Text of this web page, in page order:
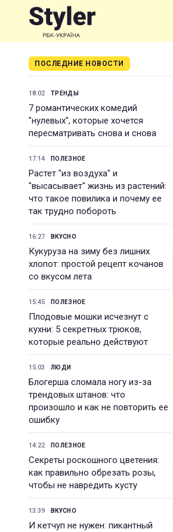
ПОСЛЕДНИЕ НОВОСТИ
18:02 ТРЕНДЫ
7 романтических комедий
"нулевых", которые хочется
пересматривать снова и снова
17:14 ПОЛЕЗНОЕ
Растет "из воздуха" и
"высасывает" жизнь из растений:
что такое повилика и почему ее
так трудно побороть
16:27 ВКУСНО
Кукуруза на зиму без лишних
хлопот: простой рецепт кочанов
со вкусом лета
15:45 ПОЛЕЗНОЕ
Плодовые мошки исчезнут с
кухни: 5 секретных трюков,
которые реально действуют
15:03 ЛЮДИ
Блогерша сломала ногу из-за
трендовых штанов: что
произошло и как не повторить ее
ошибку
14:22 ПОЛЕЗНОЕ
Секреты роскошного цветения:
как правильно обрезать розы,
чтобы не навредить кусту
13:39 ВКУСНО
И кетчуп не нужен: пикантный